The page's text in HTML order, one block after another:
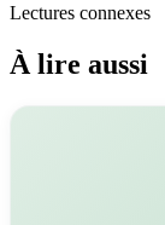
Lectures connexes
À lire aussi